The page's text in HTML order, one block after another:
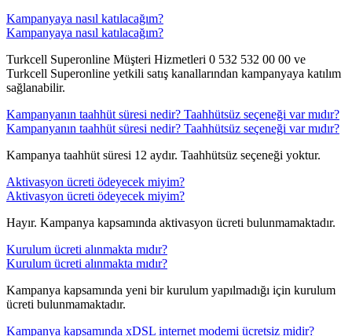
Kampanyaya nasıl katılacağım?
Kampanyaya nasıl katılacağım?
​​Turkcell Superonline Müşteri Hizmetleri 0 532 532 00 00 ve
Turkcell Superonline yetkili satış kanallarından kampanyaya katılım
sağlanabilir.
Kampanyanın taahhüt süresi nedir? Taahhütsüz seçeneği var mıdır?
Kampanyanın taahhüt süresi nedir? Taahhütsüz seçeneği var mıdır?
​​Kampanya taahhüt süresi 12 aydır. Taahhütsüz seçeneği yoktur.
Aktivasyon ücreti ödeyecek miyim?
Aktivasyon ücreti ödeyecek miyim?
​​Hayır. Kampanya kapsamında aktivasyon ücreti bulunmamaktadır.
Kurulum ücreti alınmakta mıdır?
Kurulum ücreti alınmakta mıdır?
​​Kampanya kapsamında yeni bir kurulum yapılmadığı için kurulum
ücreti bulunmamaktadır.
Kampanya kapsamında xDSL internet modemi ücretsiz midir?